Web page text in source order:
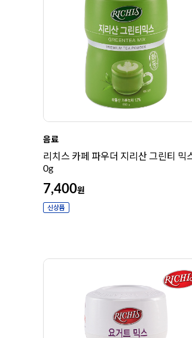
음료
리치스 카페 파우더 지리산 그린티 믹
0g
7,400원